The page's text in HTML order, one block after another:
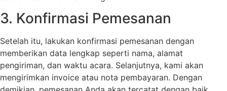
3. Konfirmasi Pemesanan
Setelah itu, lakukan konfirmasi pemesanan dengan
memberikan data lengkap seperti nama, alamat
pengiriman, dan waktu acara. Selanjutnya, kami akan
mengirimkan invoice atau nota pembayaran. Dengan